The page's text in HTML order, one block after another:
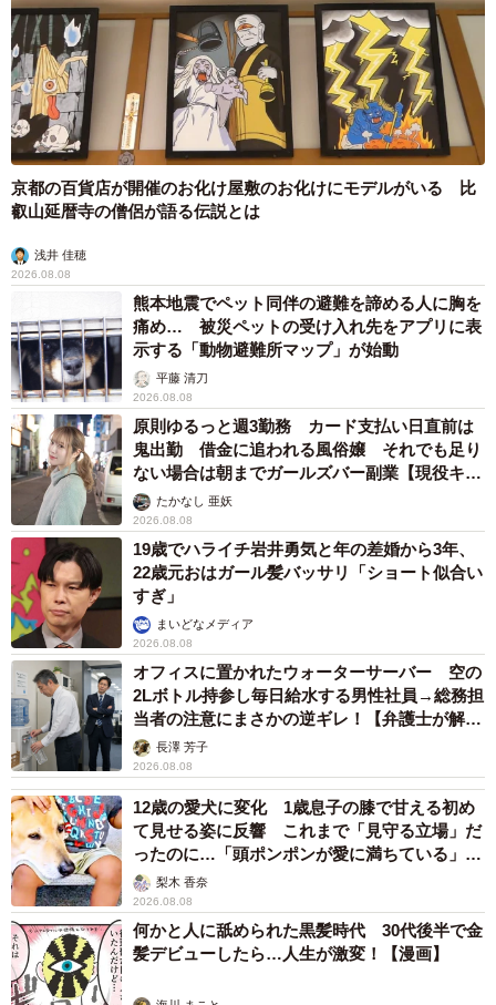
京都の百貨店が開催のお化け屋敷のお化けにモデルがいる 比
叡山延暦寺の僧侶が語る伝説とは
浅井 佳穂
2026.08.08
熊本地震でペット同伴の避難を諦める人に胸を
痛め… 被災ペットの受け入れ先をアプリに表
示する「動物避難所マップ」が始動
平藤 清刀
2026.08.08
原則ゆるっと週3勤務 カード支払い日直前は
鬼出勤 借金に追われる風俗嬢 それでも足り
ない場合は朝までガールズバー副業【現役キャ
ストに取材】
たかなし 亜妖
2026.08.08
19歳でハライチ岩井勇気と年の差婚から3年、
22歳元おはガール髪バッサリ「ショート似合い
すぎ」
まいどなメディア
2026.08.08
オフィスに置かれたウォーターサーバー 空の
2Lボトル持参し毎日給水する男性社員→総務担
当者の注意にまさかの逆ギレ！【弁護士が解
説】長澤 芳子
2026.08.08
12歳の愛犬に変化 1歳息子の膝で甘える初め
て見せる姿に反響 これまで「見守る立場」だ
ったのに…「頭ポンポンが愛に満ちている」
「尊…」
梨木 香奈
2026.08.08
何かと人に舐められた黒髪時代 30代後半で金
髪デビューしたら…人生が激変！【漫画】